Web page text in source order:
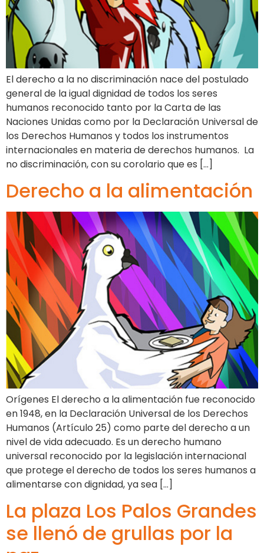
El derecho a la no discriminación nace del postulado
general de la igual dignidad de todos los seres
humanos reconocido tanto por la Carta de las
Naciones Unidas como por la Declaración Universal de
los Derechos Humanos y todos los instrumentos
internacionales en materia de derechos humanos. La
no discriminación, con su corolario que es […]
Derecho a la alimentación
Orígenes El derecho a la alimentación fue reconocido
en 1948, en la Declaración Universal de los Derechos
Humanos (Artículo 25) como parte del derecho a un
nivel de vida adecuado. Es un derecho humano
universal reconocido por la legislación internacional
que protege el derecho de todos los seres humanos a
alimentarse con dignidad, ya sea […]
La plaza Los Palos Grandes
se llenó de grullas por la